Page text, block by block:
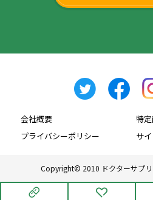
会社概要
特
プライバシーポリシー
サ
Copyright© 2010 ドクターサプリ